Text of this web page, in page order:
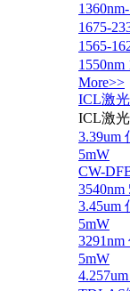
1675-
1565-
More>>
ICL激
ICL激
3.39um
5mW
CW-
3540nm
3.45um
5mW
5mW